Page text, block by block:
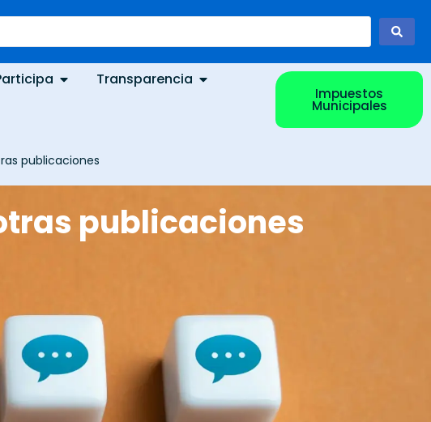
Transparencia
Impuestos
Municipales
publicaciones
publicaciones